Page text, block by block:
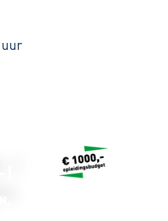
uur